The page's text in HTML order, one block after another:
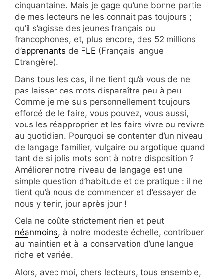
cinquantaine. Mais je gage qu’une bonne partie
de mes lecteurs ne les connait pas toujours ;
qu’il s’agisse des jeunes français ou
francophones, et, plus encore, des 52 millions
d’apprenants de FLE (Français langue
Etrangère).
Dans tous les cas, il ne tient qu’à vous de ne
pas laisser ces mots disparaître peu à peu.
Comme je me suis personnellement toujours
efforcé de le faire, vous pouvez, vous aussi,
vous les réapproprier et les faire vivre ou revivre
au quotidien. Pourquoi se contenter d’un niveau
de langage familier, vulgaire ou argotique quand
tant de si jolis mots sont à notre disposition ?
Améliorer notre niveau de langage est une
simple question d’habitude et de pratique : il ne
tient qu’à nous de commencer et d’essayer de
nous y tenir, jour après jour !
Cela ne coûte strictement rien et peut
néanmoins, à notre modeste échelle, contribuer
au maintien et à la conservation d’une langue
riche et variée.
Alors, avec moi, chers lecteurs, tous ensemble,